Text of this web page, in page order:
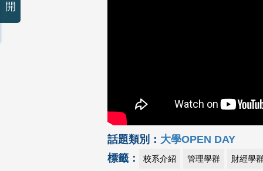
話題類別： 大學OPEN DAY
標籤：
校系介紹 管理學群 財經學
開